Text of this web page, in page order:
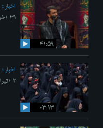
۴۱:۵۹
اخبار
۳۱ /خرداد/ ۱۴۰۵
۰۳:۱۳
اخبار
۲ /تیر/ ۱۴۰۵